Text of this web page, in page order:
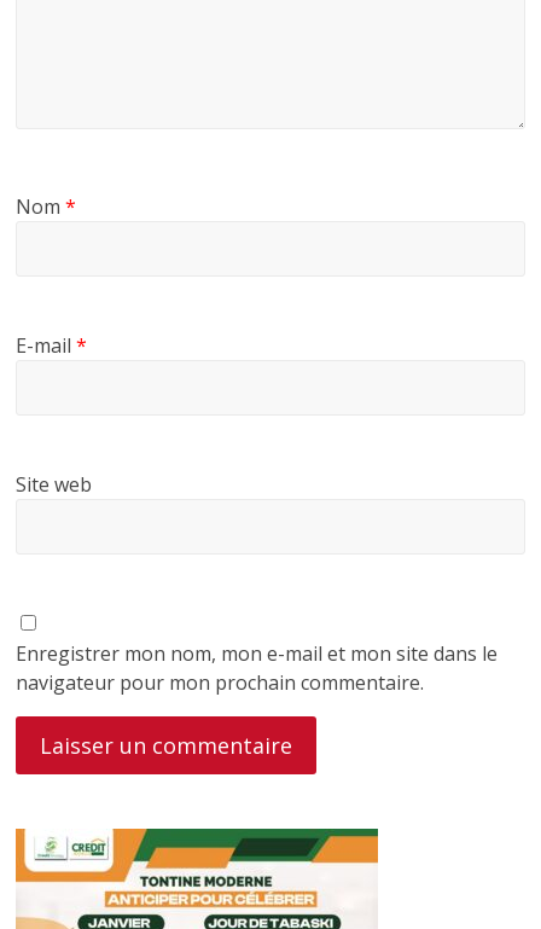
Nom*
E-mail*
Site web
Enregistrer mon nom, mon e-mail et mon site dans le
navigateur pour mon prochain commentaire.